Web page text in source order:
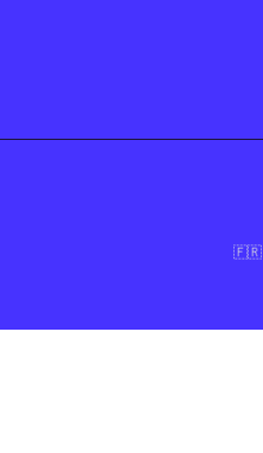
🇫🇷